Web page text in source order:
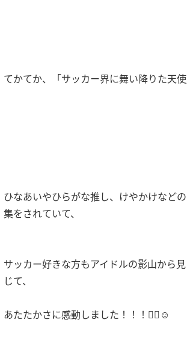
てかてか、「サッカー界に舞い降りた天
ひなあいやひらがな推し、けやかけなど
集をされていて、
サッカー好きな方もアイドルの影山から
じて、
あたたかさに感動しました！！！🙇‍♀️☺️